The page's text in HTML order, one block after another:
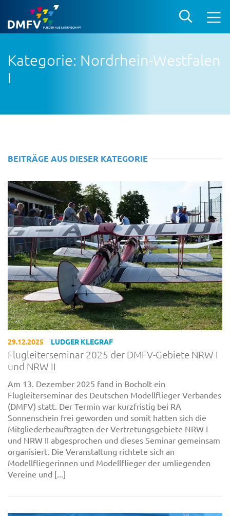
Kategorie: Nordrhein-Westfalen
I
BEITRÄGE AUS DIESER KATEGORIE
29.12.2025 LUDGER KLEGRAF
Flugleiterseminar 2025 der DMFV-Gebiete NRW I
und NRW II
Am 13. Dezember 2025 fand in Bocholt ein
Flugleiterseminar des Deutschen Modellflieger Verbandes
(DMFV) statt. Der Termin war kurzfristig bei RA
Sonnenschein frei geworden und somit hatten sich die
Mitgliederbeauftragten der Vertretungsgebiete NRW I
und NRW II abgesprochen und dieses Seminar gemeinsam
organisiert. Die Veranstaltung richtete sich an
Modellfliegerinnen und Modellflieger der umliegenden
Vereine und [...]